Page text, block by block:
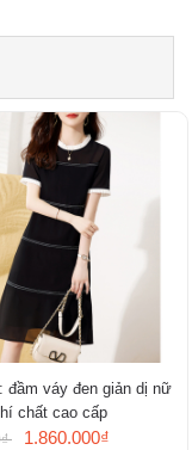
đầm váy đen giản dị nữ
chất cao cấp
1.860.000₫